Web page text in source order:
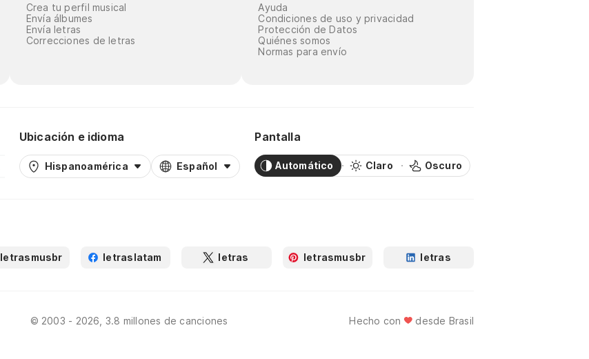
Crea tu perfil musical
Envía álbumes
Envía letras
Correcciones de letras
Ayuda
Condiciones de uso y privacidad
Protección de Datos
Quiénes somos
Normas para envío
Ubicación e idioma
Hispanoamérica Español
Pantalla
Automático Claro Oscuro
letrasmusbr letraslatam letras letrasmusbr letras
© 2003 - 2026, 3.8 millones de canciones Hecho con desde Brasil